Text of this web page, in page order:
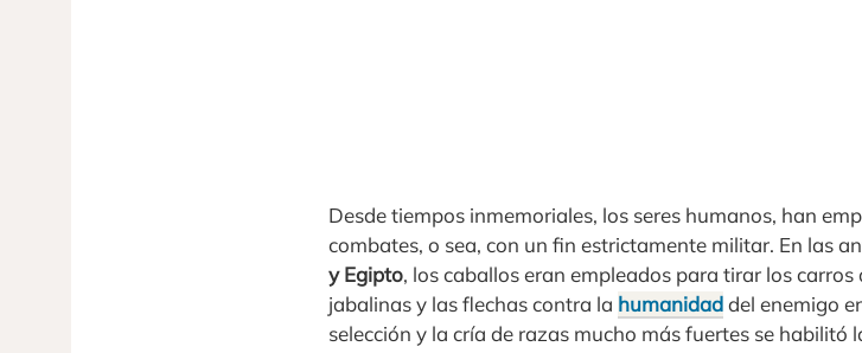
Desde tiempos inmemoriales, los seres humanos, han
combates, o sea, con un fin estrictamente militar. En las
y Egipto, los caballos eran empleados para tirar los
jabalinas y las flechas contra la humanidaddel enemigo
selección y la cría de razas mucho más fuertes se